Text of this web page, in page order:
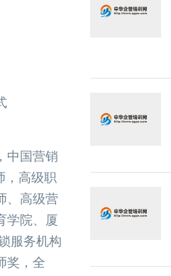
中国营销
，高级职
、高级营
学院、厦
服务机构
奖，全